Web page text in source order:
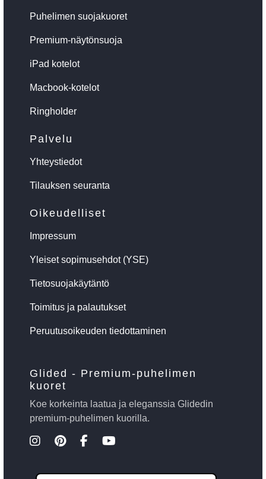
Puhelimen suojakuoret
Premium-näytönsuoja
iPad kotelot
Macbook-kotelot
Ringholder
Palvelu
Yhteystiedot
Tilauksen seuranta
Oikeudelliset
Impressum
Yleiset sopimusehdot (YSE)
Tietosuojakäytäntö
Toimitus ja palautukset
Peruutusoikeuden tiedottaminen
Glided - Premium-puhelimen
kuoret
Koe korkeinta laatua ja eleganssia Glidedin
premium-puhelimen kuorilla.